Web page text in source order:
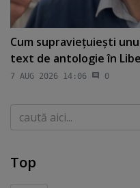
Cum supravieţuieşti
text de antologie în
7 AUG 2026 14:06 0
Caută
Top